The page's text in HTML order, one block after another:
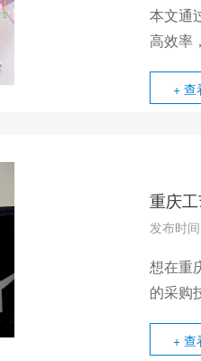
本文通
高效率
+ 查
重庆
发布时
想在重
的采购
+ 查